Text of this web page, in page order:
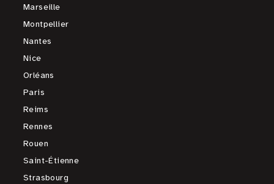
Marseille
Montpellier
Nantes
Nice
Orléans
Paris
Reims
Rennes
Rouen
Saint-Étienne
Strasbourg